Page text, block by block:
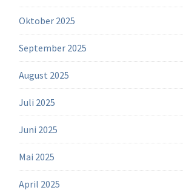
Oktober 2025
September 2025
August 2025
Juli 2025
Juni 2025
Mai 2025
April 2025